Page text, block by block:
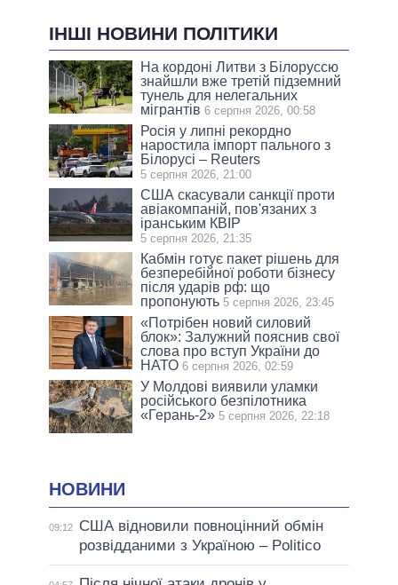
ІНШІ НОВИНИ ПОЛІТИКИ
На кордоні Литви з Білоруссю
знайшли вже третій підземний
тунель для нелегальних
мігрантів 6 серпня 2026, 00:58
Росія у липні рекордно
наростила імпорт пального з
Білорусі – Reuters
5 серпня 2026, 21:00
США скасували санкції проти
авіакомпаній, пов'язаних з
іранським КВІР
5 серпня 2026, 21:35
Кабмін готує пакет рішень для
безперебійної роботи бізнесу
після ударів рф: що
пропонують 5 серпня 2026, 23:45
«Потрібен новий силовий
блок»: Залужний пояснив свої
слова про вступ України до
НАТО 6 серпня 2026, 02:59
У Молдові виявили уламки
російського безпілотника
«Герань-2» 5 серпня 2026, 22:18
НОВИНИ
09:12
США відновили повноцінний обмін
розвідданими з Україною – Politico